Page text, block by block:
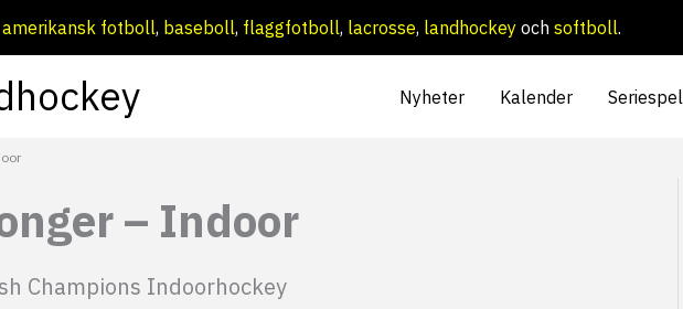
amerikansk fotboll, baseboll, flaggfotboll, lacrosse, landhockey och softboll.
Nyheter Kalender Seriespel
– Indoor
Champions Indoorhockey